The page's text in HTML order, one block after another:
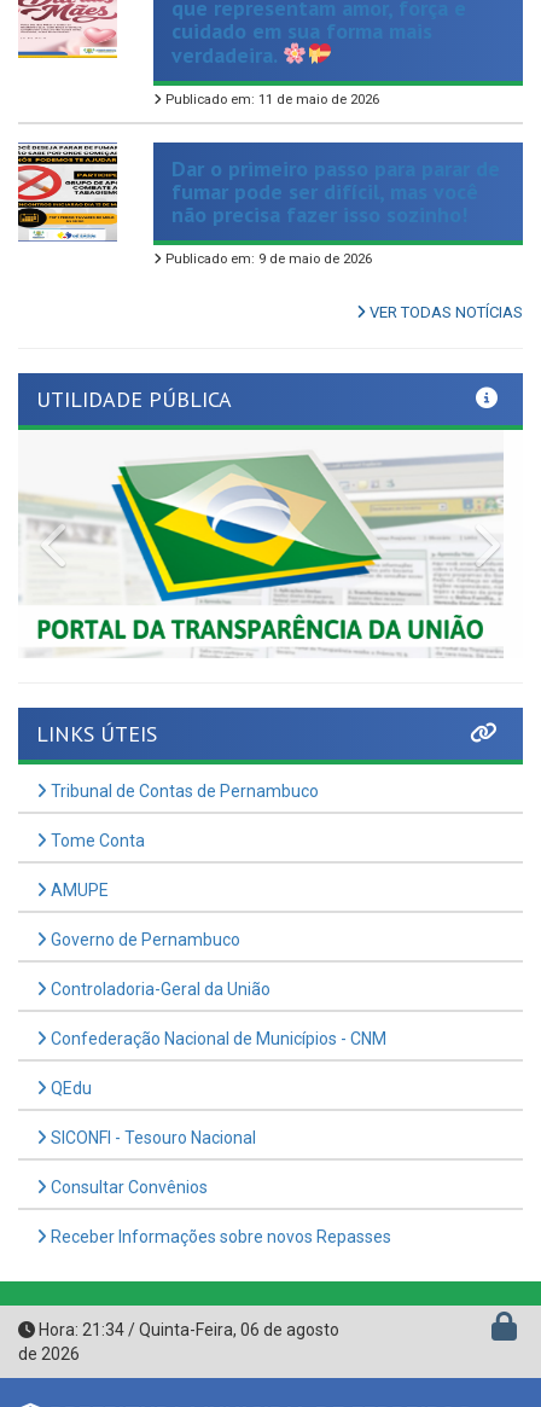
verdadeira.
Publicado em: 11 de maio de 2026
Dar o primeiro passo para parar de
fumar pode ser difícil, mas você
não precisa fazer isso sozinho!
Publicado em: 9 de maio de 2026
VER TODAS NOTÍCIAS
Previous
Tribunal de Contas de Pernambuco
Tome Conta
AMUPE
Governo de Pernambuco
Controladoria-Geral da União
Confederação Nacional de Municípios - CNM
QEdu
SICONFI - Tesouro Nacional
Consultar Convênios
Receber Informações sobre novos Repasses
Hora:21:34/Quinta-Feira,06 de agosto
de 2026
PREFEITURA MUNICIPAL DE FERREIROS